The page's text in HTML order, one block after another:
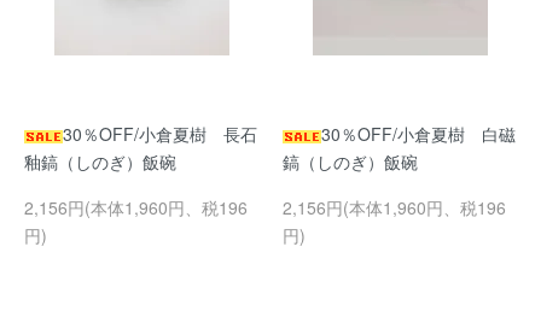
30％OFF/小倉夏樹 長石
釉鎬（しのぎ）飯碗
2,156円(本体1,960円、税196
円)
30％OFF/小倉夏樹 白磁
鎬（しのぎ）飯碗
2,156円(本体1,960円、税196
円)